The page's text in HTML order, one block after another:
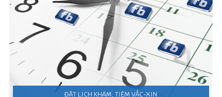
ĐẶT LỊCH KHÁM, TIÊM VẮC-XIN